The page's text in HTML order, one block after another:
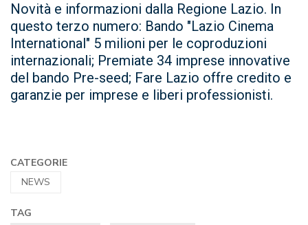
Novità e informazioni dalla Regione Lazio. In
questo terzo numero: Bando "Lazio Cinema
International" 5 milioni per le coproduzioni
internazionali; Premiate 34 imprese innovative
del bando Pre-seed; Fare Lazio offre credito e
garanzie per imprese e liberi professionisti.
CATEGORIE
NEWS
TAG